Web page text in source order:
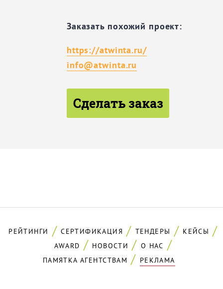
Заказать похожий проект:
https://atwinta.ru/
info@atwinta.ru
Сделать заказ
РЕЙТИНГИ СЕРТИФИКАЦИЯ ТЕНДЕРЫ
КЕЙСЫ
AWARD
НОВОСТИ
О НАС
ПАМЯТКА АГЕНТСТВАМ
РЕКЛАМА